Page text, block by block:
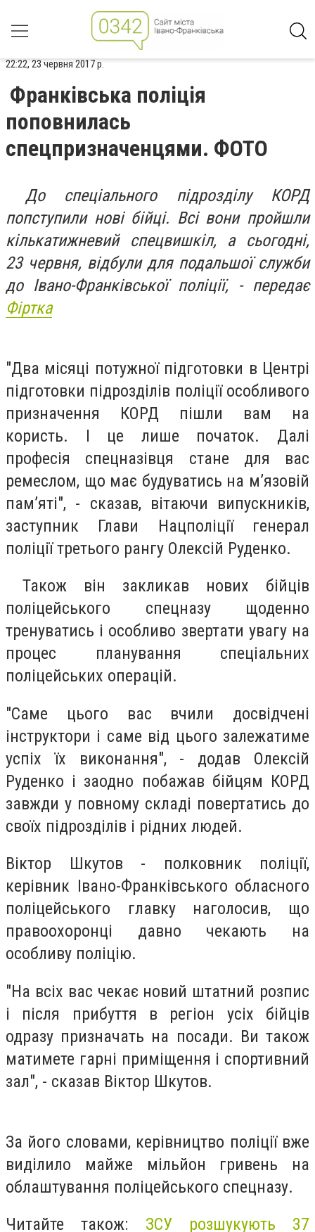
22:22, 23 червня 2017 р.
Франківська поліція
поповнилась
спецпризначенцями. ФОТО
До спеціального підрозділу КОРД
попступили нові бійці. Всі вони пройшли
кількатижневий спецвишкіл, а сьогодні,
23 червня, відбули для подальшої служби
до Івано-Франківської поліції, - передає
Фіртка
"Два місяці потужної підготовки в Центрі
підготовки підрозділів поліції особливого
призначення КОРД пішли вам на
користь. І це лише початок. Далі
професія спецназівця стане для вас
ремеслом, що має будуватись на м’язовій
пам’яті", - сказав, вітаючи випускників,
заступник Глави Нацполіції генерал
поліції третього рангу Олексій Руденко.
Також він закликав нових бійців
поліцейського спецназу щоденно
тренуватись і особливо звертати увагу на
процес планування спеціальних
поліцейських операцій.
"Саме цього вас вчили досвідчені
інструктори і саме від цього залежатиме
успіх їх виконання", - додав Олексій
Руденко і заодно побажав бійцям КОРД
завжди у повному складі повертатись до
своїх підрозділів і рідних людей.
Віктор Шкутов - полковник поліції,
керівник Івано-Франківського обласного
поліцейського главку наголосив, що
правоохоронці давно чекають на
особливу поліцію.
"На всіх вас чекає новий штатний розпис
і після прибуття в регіон усіх бійців
одразу призначать на посади. Ви також
матимете гарні приміщення і спортивний
зал", - сказав Віктор Шкутов.
За його словами, керівництво поліції вже
виділило майже мільйон гривень на
облаштування поліцейського спецназу.
Читайте також: ЗСУ розшукують 37